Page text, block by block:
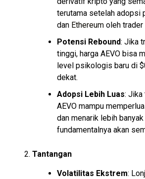
terutama setelah adopsi
dan Ethereum oleh
Potensi Rebound: Jika
tinggi, harga AEVO bisa
level psikologis baru di
dekat.
Adopsi Lebih Luas: Jika
AEVO mampu
dan menarik lebih
fundamentalnya akan
Tantangan
Volatilitas Ekstrem: